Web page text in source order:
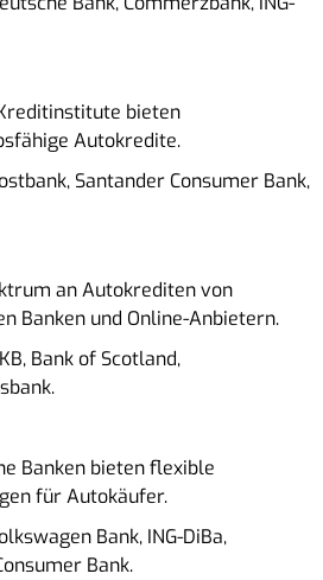
bieten
Autokredite.
Santander Consumer Bank,
an Autokrediten von
Banken und Online-Anbietern.
Bank of Scotland,
Banken bieten flexible
für Autokäufer.
Bank, ING-DiBa,
Bank.